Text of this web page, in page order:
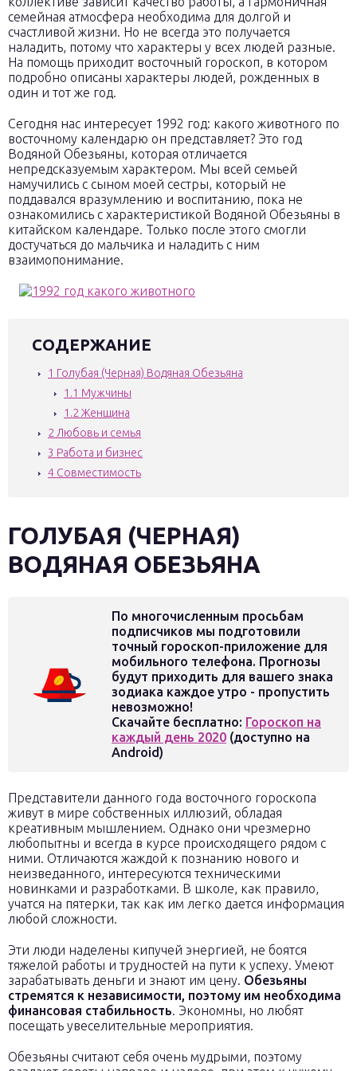
семейная атмосфера необходима для долгой и
счастливой жизни. Но не всегда это получается
наладить, потому что характеры у всех людей разные.
На помощь приходит восточный гороскоп, в котором
подробно описаны характеры людей, рожденных в
один и тот же год.
Сегодня нас интересует 1992 год: какого животного по
восточному календарю он представляет? Это год
Водяной Обезьяны, которая отличается
непредсказуемым характером. Мы всей семьей
намучились с сыном моей сестры, который не
поддавался вразумлению и воспитанию, пока не
ознакомились с характеристикой Водяной Обезьяны в
китайском календаре. Только после этого смогли
достучаться до мальчика и наладить с ним
взаимопонимание.
СОДЕРЖАНИЕ
1 Голубая (Черная) Водяная Обезьяна
1.1 Мужчины
1.2 Женщина
2 Любовь и семья
3 Работа и бизнес
4 Совместимость
ГОЛУБАЯ (ЧЕРНАЯ)
ВОДЯНАЯ ОБЕЗЬЯНА
По многочисленным просьбам
подписчиков мы подготовили
точный гороскоп-приложение для
мобильного телефона. Прогнозы
будут приходить для вашего знака
зодиака каждое утро - пропустить
невозможно!
Скачайте бесплатно: Гороскоп на
каждый день 2020 (доступно на
Android)
Представители данного года восточного гороскопа
живут в мире собственных иллюзий, обладая
креативным мышлением. Однако они чрезмерно
любопытны и всегда в курсе происходящего рядом с
ними. Отличаются жаждой к познанию нового и
неизведанного, интересуются техническими
новинками и разработками. В школе, как правило,
учатся на пятерки, так как им легко дается информация
любой сложности.
Эти люди наделены кипучей энергией, не боятся
тяжелой работы и трудностей на пути к успеху. Умеют
зарабатывать деньги и знают им цену. Обезьяны
стремятся к независимости, поэтому им необходима
финансовая стабильность. Экономны, но любят
посещать увеселительные мероприятия.
Обезьяны считают себя очень мудрыми, поэтому